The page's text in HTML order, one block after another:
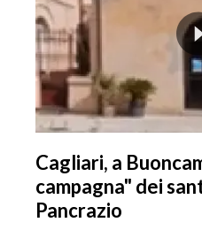
Cagliari, a
campagna" dei
Pancrazio